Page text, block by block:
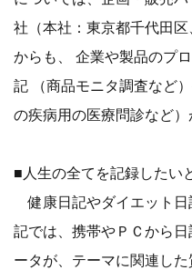
社（本社：東京都千代田区
からも、 企業や製品のプ
記 （商品モニタ調査など
の疾病用の医療問診など）
■人生の全てを記録したい
健康日記やダイエット日
記では、携帯やＰＣから
ータが、テーマに関連し